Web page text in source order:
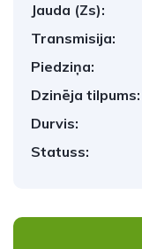
Jauda (Zs):
Transmisija:
Piedziņa:
Dzinēja tilpums:
Durvis:
Statuss: